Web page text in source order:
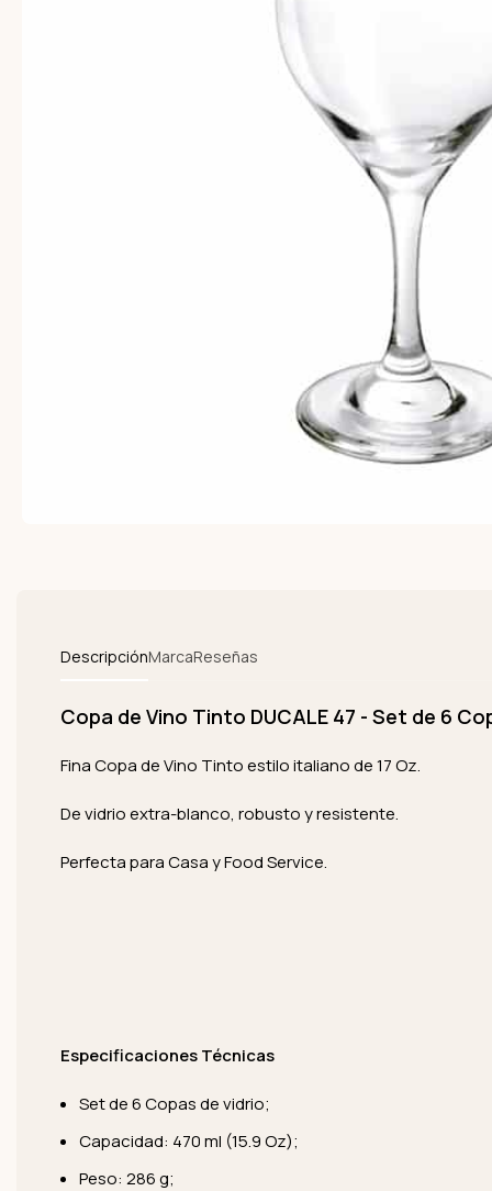
DescripciónMarcaReseñas
Copa de Vino Tinto DUCALE 47 - Set de 6
Fina Copa de Vino Tinto estilo italiano de 17 Oz.
De vidrio extra-blanco, robusto y resistente.
Perfecta para Casa y Food Service.
Especificaciones Técnicas
Set de 6 Copas de vidrio;
Capacidad: 470 ml (15.9 Oz);
Peso: 286 g;